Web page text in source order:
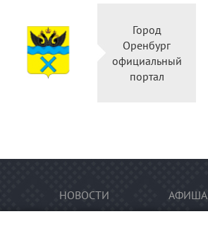
Город
Оренбург
официальный
портал
НОВОСТИ АФИША